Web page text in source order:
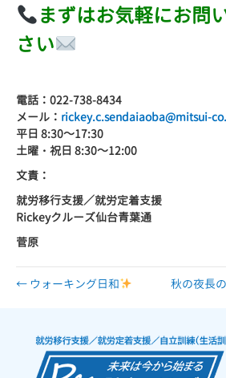
まずはお気軽にお問
さい
電話： 022-738-8434
メール： rickey.c.sendaiaoba@mitsui-
平日 8:30～17:30
土曜・祝日 8:30～12:00
文責：
就労移行支援／就労定着支援
Rickeyクルーズ仙台青葉通
菅原
← ウォーキング日和 秋の夜長